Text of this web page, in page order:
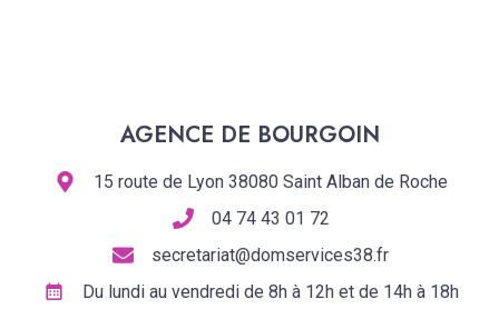
AGENCE DE BOURGOIN
15 route de Lyon 38080 Saint Alban de Roche
04 74 43 01 72
secretariat@domservices38.fr
Du lundi au vendredi de 8h à 12h et de 14h à 18h